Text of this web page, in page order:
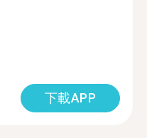
下載APP